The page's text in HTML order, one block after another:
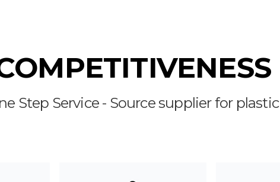
Step Service - Source supplier for plastic